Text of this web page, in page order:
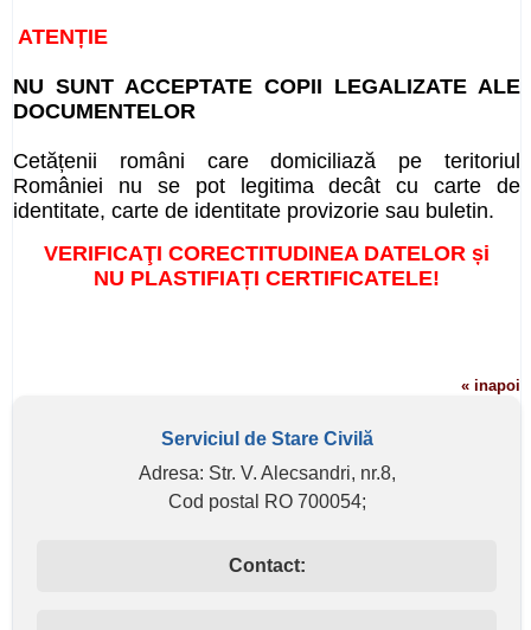
ATENȚIE
NU SUNT ACCEPTATE COPII LEGALIZATE ALE
DOCUMENTELOR
Cetățenii români care domiciliază pe teritoriul
României nu se pot legitima decât cu carte de
identitate, carte de identitate provizorie sau buletin.
VERIFICAŢI CORECTITUDINEA DATELOR și
NU PLASTIFIAȚI CERTIFICATELE!
« inapoi
Serviciul de Stare Civilă
Adresa: Str. V. Alecsandri, nr.8,
Cod postal RO 700054;
Contact: